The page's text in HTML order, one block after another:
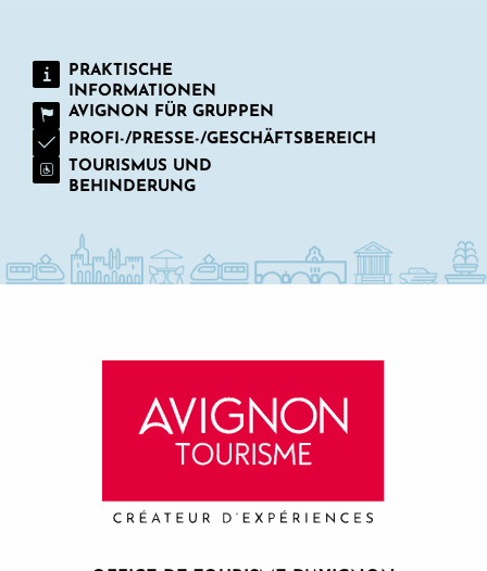
PRAKTISCHE
INFORMATIONEN
AVIGNON FÜR GRUPPEN
PROFI-/PRESSE-/GESCHÄFTSBEREICH
TOURISMUS UND
BEHINDERUNG